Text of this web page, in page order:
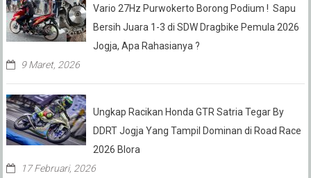
Vario 27Hz Purwokerto Borong Podium ! Sapu
Bersih Juara 1-3 di SDW Dragbike Pemula 2026
Jogja, Apa Rahasianya ?
9 Maret, 2026
Ungkap Racikan Honda GTR Satria Tegar By
DDRT Jogja Yang Tampil Dominan di Road Race
2026 Blora
17 Februari, 2026